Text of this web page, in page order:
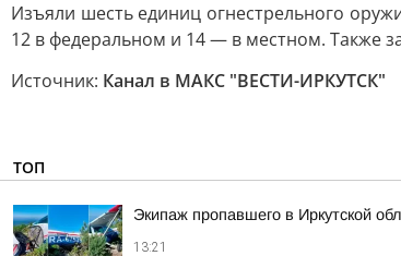
Изъяли шесть единиц огнестрельного
12 в федеральном и 14 — в местном. Также
Источник: Канал в МАКС "ВЕСТИ-ИРКУТСК"
ТОП
Экипаж пропавшего в Иркутской
13:21